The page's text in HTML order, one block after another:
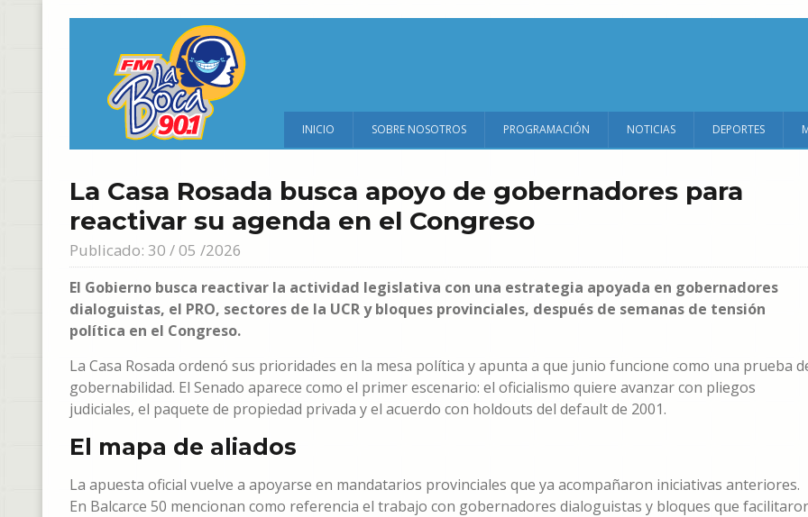
INICIO SOBRE NOSOTROS PROGRAMACIÓN NOTICIAS DEPORTES
La Casa Rosada busca apoyo de gobernadores para
reactivar su agenda en el Congreso
Publicado: 30 / 05 /2026
El Gobierno busca reactivar la actividad legislativa con una estrategia apoyada en gobernadores
dialoguistas, el PRO, sectores de la UCR y bloques provinciales, después de semanas de tensión
política en el Congreso.
La Casa Rosada ordenó sus prioridades en la mesa política y apunta a que junio funcione como una prueba
gobernabilidad. El Senado aparece como el primer escenario: el oficialismo quiere avanzar con pliegos
judiciales, el paquete de propiedad privada y el acuerdo con holdouts del default de 2001.
El mapa de aliados
La apuesta oficial vuelve a apoyarse en mandatarios provinciales que ya acompañaron iniciativas anteriores.
En Balcarce 50 mencionan como referencia el trabajo con gobernadores dialoguistas y bloques que